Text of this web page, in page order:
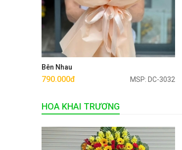
Bên Nhau
790.000đ MSP: DC-3032
Mua ngay
HOA KHAI TRƯƠNG